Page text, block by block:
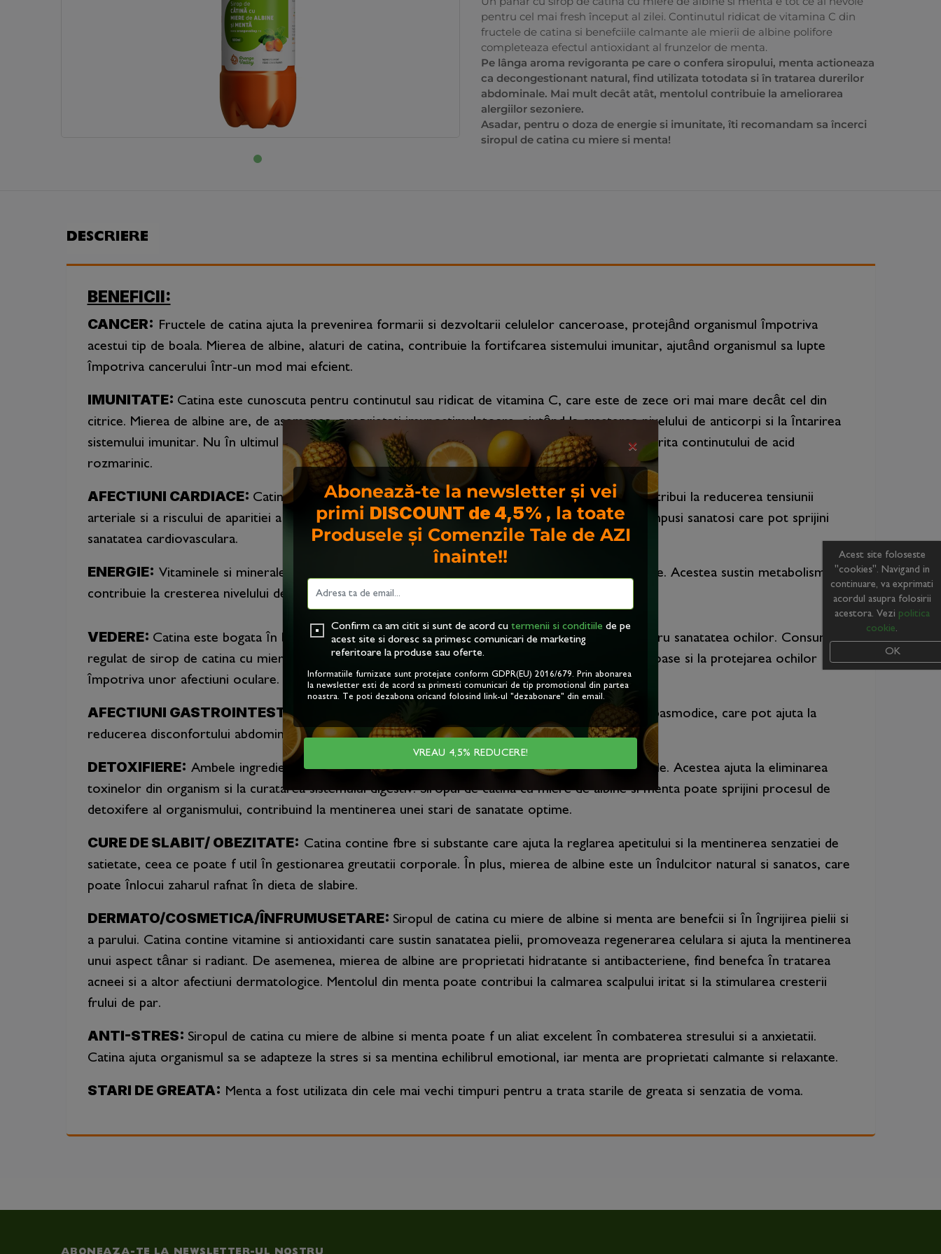
pentru cel mai fresh început al zilei. Continutul ridicat de vitamina C din
fructele de catina si benefciile calmante ale mierii de albine polifore
completeaza efectul antioxidant al frunzelor de menta.
Pe lânga aroma revigoranta pe care o confera siropului, menta actioneaza
ca decongestionant natural, find utilizata totodata si în tratarea durerilor
abdominale. Mai mult decât atât, mentolul contribuie la ameliorarea
alergiilor sezoniere.
Asadar, pentru o doza de energie si imunitate, îti recomandam sa încerci
siropul de catina cu miere si menta!
DESCRIERE
BENEFICII:
CANCER: Fructele de catina ajuta la prevenirea formarii si dezvoltarii celulelor canceroase, protejând organismul împotriva
acestui tip de boala. Mierea de albine, alaturi de catina, contribuie la fortifcarea sistemului imunitar, ajutând organismul sa lupte
împotriva cancerului într-un mod mai efcient.
IMUNITATE: Catina este cunoscuta pentru continutul sau ridicat de vitamina C, care este de zece ori mai mare decât cel din
citrice. Mierea de albine are, de asemenea, proprietati imunostimulatoare, ajutând la cresterea nivelului de anticorpi si la întarirea
sistemului imunitar. Nu în ultimul rând, menta este utilizata pentru tratarea alergiilor usoare, datorita continutului de acid
rozmarinic.
AFECTIUNI CARDIACE: Catina contine substante antioxidante si antiinfamatorii, care pot contribui la reducerea tensiunii
arteriale si a riscului de aparitiei a unor afectiuni cardiace. Totodata, mierea de albine contine compusi sanatosi care pot sprijini
sanatatea cardiovasculara.
ENERGIE: Vitaminele si mineralele din catina si miere de albine ofera un impuls natural de energie. Acestea sustin metabolismul si
contribuie la cresterea nivelului de energie al organismului.
VEDERE: Catina este bogata în betacaroten, un precursor al vitaminei A, care este esential pentru sanatatea ochilor. Consumul
regulat de sirop de catina cu miere de albine si menta poate contribui la mentinerea vederii sanatoase si la protejarea ochilor
împotriva unor afectiuni oculare.
AFECTIUNI GASTROINTESTINALE:
De asemenea, menta are proprietati calmante si antispasmodice, care pot ajuta la
reducerea disconfortului abdominal si la reglarea functiei digestive.
DETOXIFIERE: Ambele ingrediente, catina si mierea de albine, au proprietati detoxifante naturale. Acestea ajuta la eliminarea
toxinelor din organism si la curatarea sistemului digestiv. Siropul de catina cu miere de albine si menta poate sprijini procesul de
detoxifere al organismului, contribuind la mentinerea unei stari de sanatate optime.
CURE DE SLABIT/ OBEZITATE: Catina contine fbre si substante care ajuta la reglarea apetitului si la mentinerea senzatiei de
satietate, ceea ce poate f util în gestionarea greutatii corporale. În plus, mierea de albine este un îndulcitor natural si sanatos, care
poate înlocui zaharul rafnat în dieta de slabire.
DERMATO/COSMETICA/ÎNFRUMUSETARE: Siropul de catina cu miere de albine si menta are benefcii si în îngrijirea pielii si
a parului. Catina contine vitamine si antioxidanti care sustin sanatatea pielii, promoveaza regenerarea celulara si ajuta la mentinerea
unui aspect tânar si radiant. De asemenea, mierea de albine are proprietati hidratante si antibacteriene, find benefca în tratarea
acneei si a altor afectiuni dermatologice. Mentolul din menta poate contribui la calmarea scalpului iritat si la stimularea cresterii
frului de par.
ANTI-STRES: Siropul de catina cu miere de albine si menta poate f un aliat excelent în combaterea stresului si a anxietatii.
Catina ajuta organismul sa se adapteze la stres si sa mentina echilibrul emotional, iar menta are proprietati calmante si relaxante.
STARI DE GREATA: Menta a fost utilizata din cele mai vechi timpuri pentru a trata starile de greata si senzatia de voma.
Acest site foloseste
"cookies". Navigand in
continuare, va exprimati
acordul asupra folosirii
acestora. Vezi politica
cookie
OK
×
Abonează-te la newsletter și vei
primi DISCOUNT de 4,5% , la toate
Produsele și Comenzile Tale de AZI
înainte!!
Confirm ca am citit si sunt de acord cu termenii si conditiile de pe
acest site si doresc sa primesc comunicari de marketing
referitoare la produse sau oferte.
Informatiile furnizate sunt protejate conform GDPR(EU) 2016/679. Prin abonarea
la newsletter esti de acord sa primesti comunicari de tip promotional din partea
noastra. Te poti dezabona oricand folosind link-ul "dezabonare" din email.
VREAU 4,5% REDUCERE!